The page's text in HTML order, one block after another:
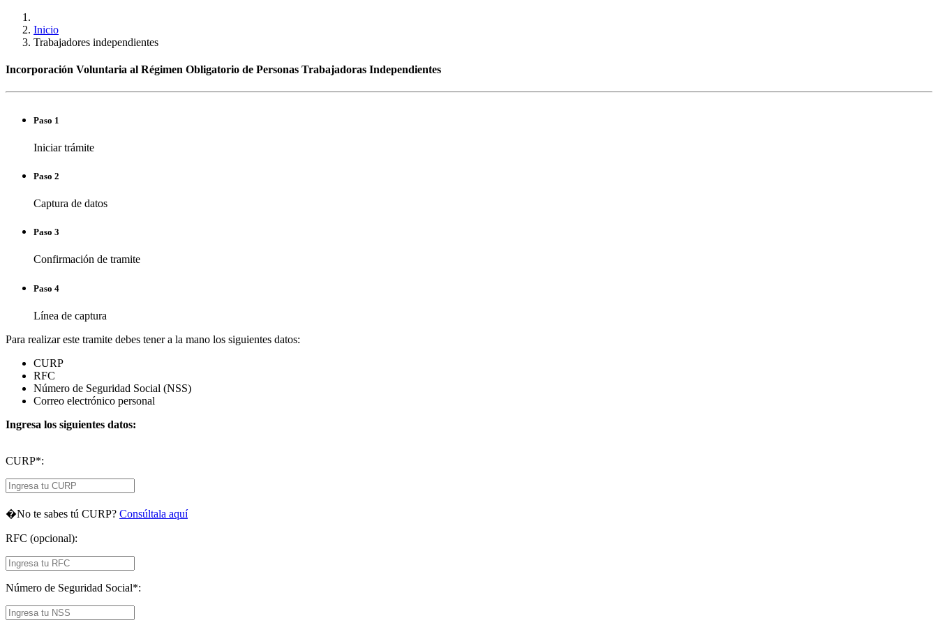
Inicio
Trabajadores independientes
Incorporación Voluntaria al Régimen Obligatorio de Personas Trabajadoras Independientes
Paso 1
Iniciar trámite
Paso 2
Captura de datos
Paso 3
Confirmación de tramite
Paso 4
Línea de captura
Para realizar este tramite debes tener a la mano los siguientes datos:
CURP
RFC
Número de Seguridad Social (NSS)
Correo electrónico personal
Ingresa los siguientes datos:
CURP*:
�No te sabes tú CURP? Consúltala aquí
RFC (opcional):
Número de Seguridad Social*: